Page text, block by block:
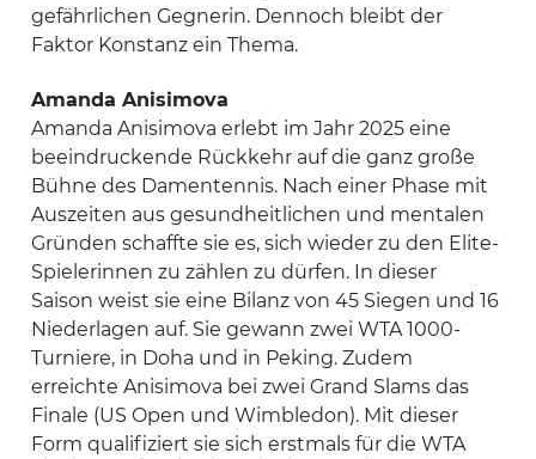
gefährlichen Gegnerin. Dennoch bleibt der
Faktor Konstanz ein Thema.
Amanda Anisimova
Amanda Anisimova erlebt im Jahr 2025 eine
beeindruckende Rückkehr auf die ganz große
Bühne des Damentennis. Nach einer Phase mit
Auszeiten aus gesundheitlichen und mentalen
Gründen schaffte sie es, sich wieder zu den Elite-
Spielerinnen zu zählen zu dürfen. In dieser
Saison weist sie eine Bilanz von 45 Siegen und 16
Niederlagen auf. Sie gewann zwei WTA 1000-
Turniere, in Doha und in Peking. Zudem
erreichte Anisimova bei zwei Grand Slams das
Finale (US Open und Wimbledon). Mit dieser
Form qualifiziert sie sich erstmals für die WTA